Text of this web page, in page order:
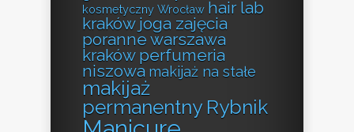
kosmetyczny Wrocław hair lab
kraków joga zajęcia
poranne warszawa
kraków perfumeria
niszowa makijaż na stałe
makijaż
permanentny Rybnik